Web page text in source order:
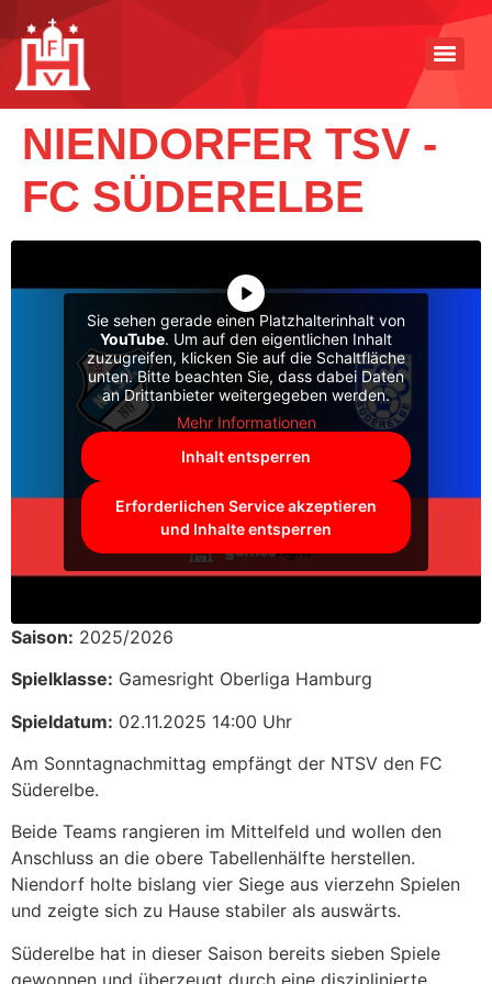
NIENDORFER TSV -
FC SÜDERELBE
Sie sehen gerade einen Platzhalterinhalt von
YouTube. Um auf den eigentlichen Inhalt
zuzugreifen, klicken Sie auf die Schaltfläche
unten. Bitte beachten Sie, dass dabei Daten
an Drittanbieter weitergegeben werden.
Mehr Informationen
Inhalt entsperren
Erforderlichen Service akzeptieren
und Inhalte entsperren
Saison: 2025/2026
Spielklasse: Gamesright Oberliga Hamburg
Spieldatum: 02.11.2025 14:00 Uhr
Am Sonntagnachmittag empfängt der NTSV den FC
Süderelbe.
Beide Teams rangieren im Mittelfeld und wollen den
Anschluss an die obere Tabellenhälfte herstellen.
Niendorf holte bislang vier Siege aus vierzehn Spielen
und zeigte sich zu Hause stabiler als auswärts.
Süderelbe hat in dieser Saison bereits sieben Spiele
gewonnen und überzeugt durch eine disziplinierte